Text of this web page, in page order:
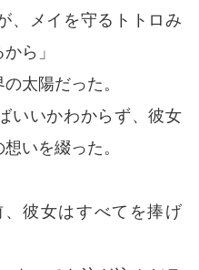
、メイを守るトトロみ
ら」
太陽だった。
いいかわからず、彼女
いを綴った。
彼女はすべてを捧げ